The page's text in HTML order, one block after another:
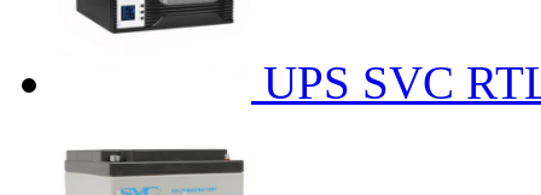
UPS SVC